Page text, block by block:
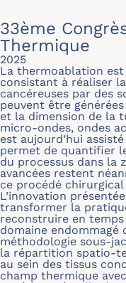
33ème
Thermique
2025
La thermoablation
consistant à réaliser
cancéreuses par des
peuvent être
et la dimension de la
micro-ondes, ondes
est aujourd’hui
permet de quantifier
du processus dans la
avancées restent
ce procédé
L’innovation
transformer la
reconstruire en
domaine endommagé
méthodologie sous-
la répartition spatio-
au sein des tissus
champ thermique